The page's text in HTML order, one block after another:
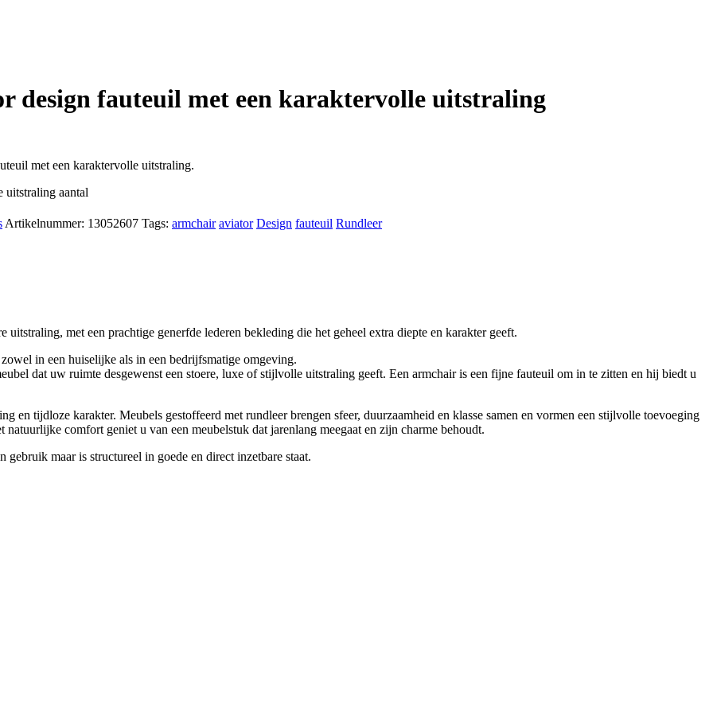
design fauteuil met een karaktervolle uitstraling
met een karaktervolle uitstraling.
uitstraling aantal
Artikelnummer: 13052607 Tags: armchair aviator Design fauteuil Rundleer
met een prachtige generfde lederen bekleding die het geheel extra diepte en karakter geeft.
in een huiselijke als in een bedrijfsmatige omgeving.
dat uw ruimte desgewenst een stoere, luxe of stijlvolle uitstraling geeft. Een armchair is een fijne fauteuil om in te zitten en hij biedt u
en tijdloze karakter. Meubels gestoffeerd met rundleer brengen sfeer, duurzaamheid en klasse samen en vormen een stijlvolle toevoeging
comfort geniet u van een meubelstuk dat jarenlang meegaat en zijn charme behoudt.
maar is structureel in goede en direct inzetbare staat.